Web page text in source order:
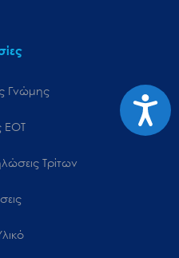
Γνώμης
ΕΟΤ
Τρίτων